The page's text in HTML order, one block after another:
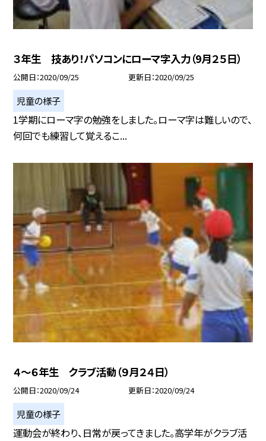
３年生 技あり！パソコンにローマ字入力（9月２５日）
公開日 2020/09/25 更新日 2020/09/25
児童の様子
1学期にローマ字の勉強をしました。ローマ字は難しいので、
何回でも練習して覚えるこ...
４〜６年生 クラブ活動（９月２４日）
公開日 2020/09/24 更新日 2020/09/24
児童の様子
運動会が終わり、日常が戻ってきました。高学年がクラブ活